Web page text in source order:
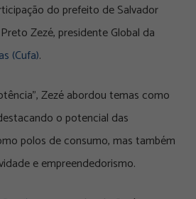
do prefeito de Salvador
Zezé, presidente Global da
(Cufa).
Zezé abordou temas como
o potencial das
polos de consumo, mas também
e empreendedorismo.